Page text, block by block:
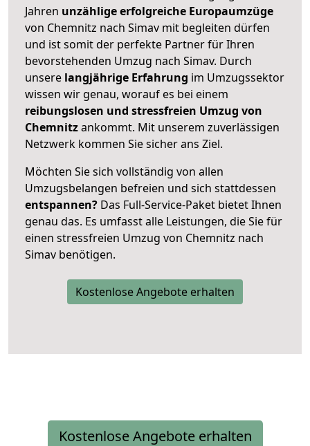
Jahren unzählige erfolgreiche Europaumzüge
von Chemnitz nach Simav mit begleiten dürfen
und ist somit der perfekte Partner für Ihren
bevorstehenden Umzug nach Simav. Durch
unsere langjährige Erfahrung im Umzugssektor
wissen wir genau, worauf es bei einem
reibungslosen und stressfreien Umzug von
Chemnitzankommt. Mit unserem zuverlässigen
Netzwerk kommen Sie sicher ans Ziel.
Möchten Sie sich vollständig von allen
Umzugsbelangen befreien und sich stattdessen
entspannen? Das Full-Service-Paket bietet Ihnen
genau das. Es umfasst alle Leistungen, die Sie für
einen stressfreien Umzug von Chemnitz nach
Simav benötigen.
Kostenlose Angebote erhalten
Kostenlose Angebote erhalten